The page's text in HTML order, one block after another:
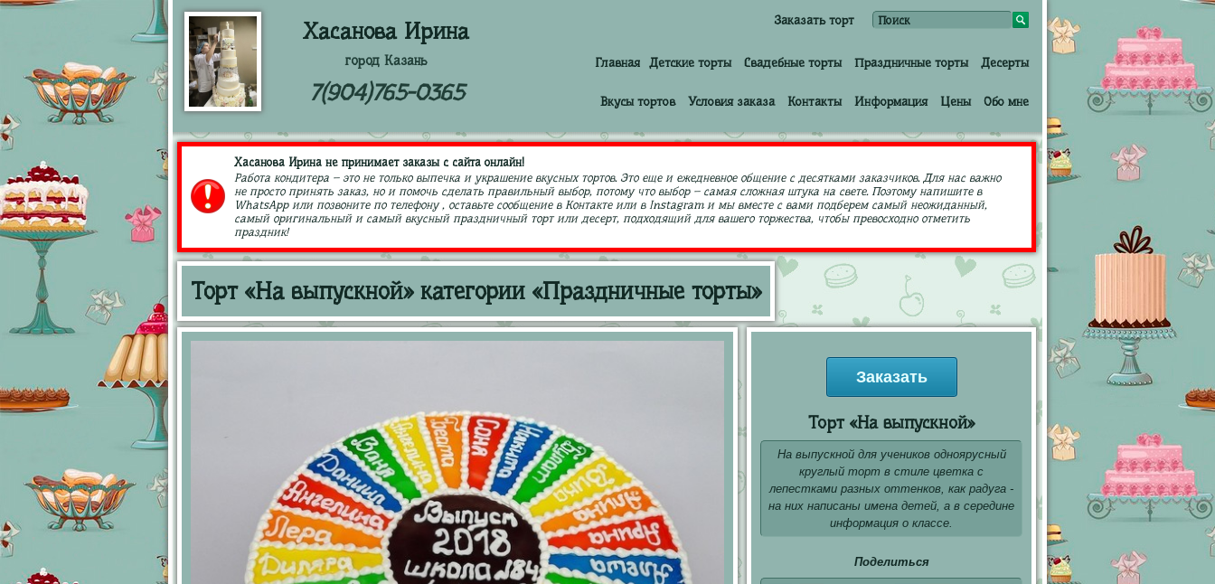
Хасанова Ирина
город Казань
7(904)765-0365
Заказать торт
Главная Детские торты Свадебные торты Праздничные торты Десерты
Вкусы тортов Условия заказа Контакты Информация Цены Обо мне
Хасанова Ирина не принимает заказы с сайта онлайн!
Работа кондитера – это не только выпечка и украшение вкусных тортов. Это еще и ежедневное общение с десятками заказчиков. Для нас важно
не просто принять заказ, но и помочь сделать правильный выбор, потому что выбор – самая сложная штука на свете. Поэтому напишите в
WhatsApp или позвоните по телефону , оставьте сообщение в Контакте или в Instagram и мы вместе с вами подберем самый неожиданный,
самый оригинальный и самый вкусный праздничный торт или десерт, подходящий для вашего торжества, чтобы превосходно отметить
праздник!
Торт «На выпускной» категории «Праздничные торты»
Заказать
Торт «На выпускной»
На выпускной для учеников одноярусный
круглый торт в стиле цветка с
лепестками разных оттенков, как радуга -
на них написаны имена детей, а в середине
информация о классе.
Поделиться